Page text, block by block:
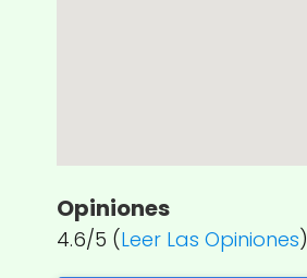
Opiniones
4.6/5 (Leer Las Opiniones)